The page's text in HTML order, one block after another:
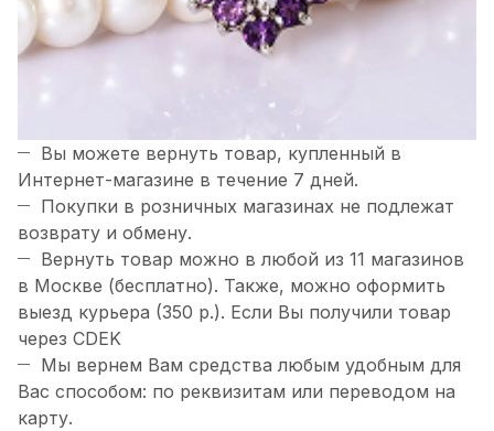
Вы можете вернуть товар, купленный в
Интернет-магазине в течение 7 дней.
Покупки в розничных магазинах не подлежат
возврату и обмену.
Вернуть товар можно в любой из 11 магазинов
в Москве (бесплатно). Также, можно оформить
выезд курьера (350 р.). Если Вы получили товар
через CDEK
Мы вернем Вам средства любым удобным для
Вас способом: по реквизитам или переводом на
карту.